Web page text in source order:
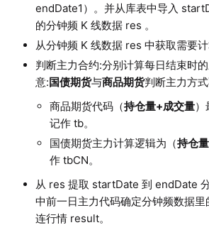
endDate1）。并从库表中导入
的分钟频 K 线数据 res 。
从分钟频 K 线数据 res 中获取需要计
判断主力合约:分别计算每日结束时
意:国债期货与商品期货判断主力方式
商品期货代码（持仓量+成交量）
记作 tb。
国债期货主力计算逻辑为（持仓量
作 tbCN。
从 res 提取 startDate 到 endDate
中前一日主力代码确定分钟频数据
连行情 result。